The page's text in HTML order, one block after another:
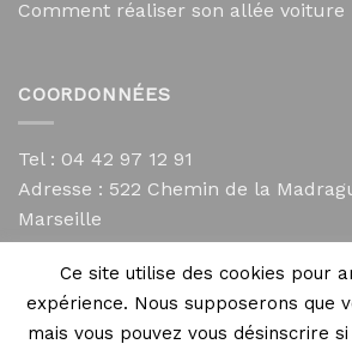
Comment réaliser son allée voiture
COORDONNÉES
Tel : 04 42 97 12 91
Adresse : 522 Chemin de la
Marseille
contact@mycailloux.com
Mentions légales
Ce site utilise des cookies pour
expérience. Nous supposerons que
mais vous pouvez vous désinscrire